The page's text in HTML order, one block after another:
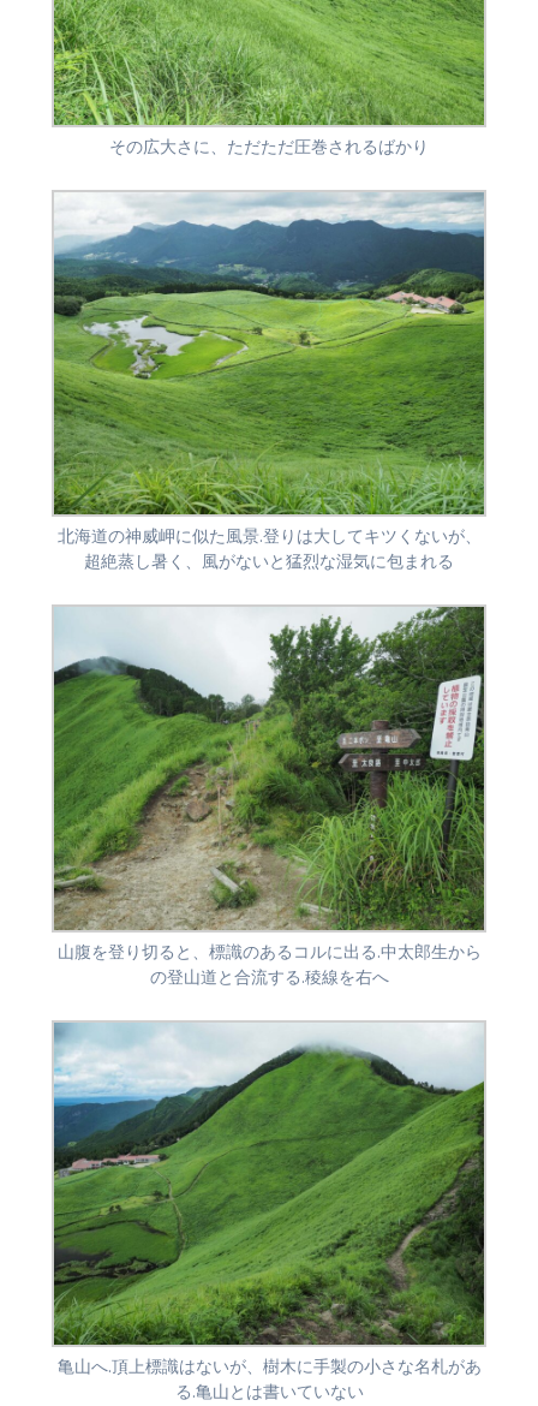
その広大さに、ただただ圧巻されるばかり
北海道の神威岬に似た風景.登りは大してキツくないが、
超絶蒸し暑く、風がないと猛烈な湿気に包まれる
山腹を登り切ると、標識のあるコルに出る.中太郎生から
の登山道と合流する.稜線を右へ
亀山へ.頂上標識はないが、樹木に手製の小さな名札があ
る.亀山とは書いていない